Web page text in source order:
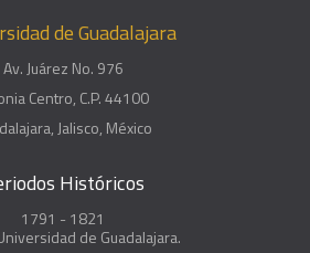
de Guadalajara
Av. Juárez No. 976
Centro, C.P. 44100
Jalisco, México
Históricos
1791 - 1821
de Guadalajara.